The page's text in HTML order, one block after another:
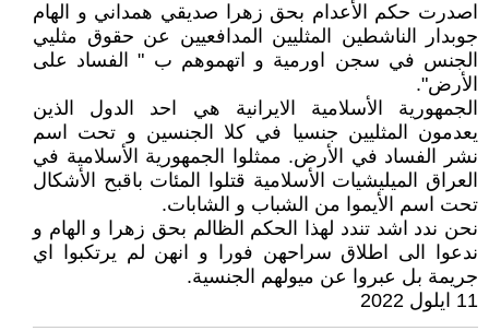
اصدرت حكم الأعدام بحق زهرا صديقي همداني و الهام
جوبدار الناشطين المثليين المدافعيين عن حقوق مثليي
الجنس في سجن اورمية و اتهموهم ب " الفساد على
الأرض".
الجمهورية الأسلامية الايرانية هي احد الدول الذين
يعدمون المثليين جنسيا في كلا الجنسين و تحت اسم
نشر الفساد في الأرض. ممثلوا الجمهورية الأسلامية في
العراق الميليشيات الأسلامية قتلوا المئات باقبح الأشكال
تحت اسم الأيموا من الشباب و الشابات.
نحن ندد اشد تندد لهذا الحكم الظالم بحق زهرا و الهام و
ندعوا الى اطلاق سراحهن فورا و انهن لم يرتكبوا اي
جريمة بل عبروا عن ميولهم الجنسية.
11 ايلول 2022